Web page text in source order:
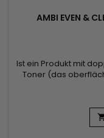
AMBI EVEN &
Ist ein Produkt mit
Toner (das
Feuchtigkeit
gleichmäßigeren